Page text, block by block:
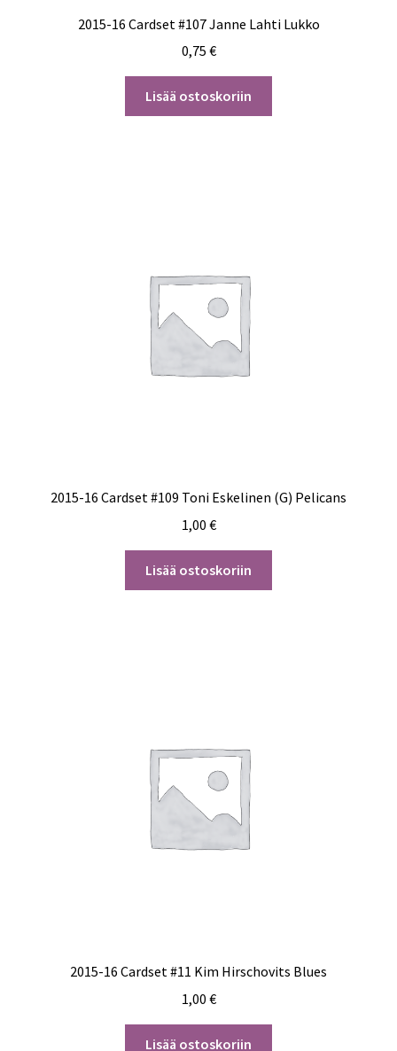
2015-16 Cardset #107 Janne Lahti Lukko
0,75 €
Lisää ostoskoriin
2015-16 Cardset #109 Toni Eskelinen (G) Pelicans
1,00 €
Lisää ostoskoriin
2015-16 Cardset #11 Kim Hirschovits Blues
1,00 €
Lisää ostoskoriin